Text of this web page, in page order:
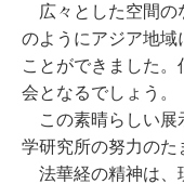
広々とした空間の
のようにアジア地域
ことができました
会となるでしょう。
この素晴らしい展
学研究所の努力のた
法華経の精神は、